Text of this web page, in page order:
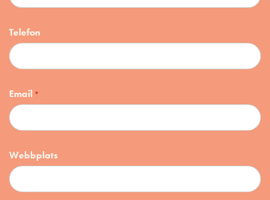
Telefon
Email *
Webbplats